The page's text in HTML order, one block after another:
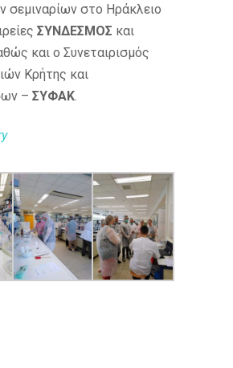
σεμιναρίων στο Ηράκλειο
ΣΥΝΔΕΣΜΟΣ και
και ο Συνεταιρισμός
Κρήτης και
– ΣΥΦΑΚ.